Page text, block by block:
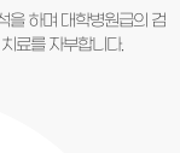
을 하며 대학병원급의 검
료를 자부합니다.